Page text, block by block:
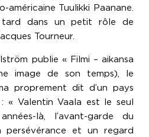
Tuulikki Paanane.
dans un petit rôle de
Tourneur.
publie « Filmi – aikansa
image de son temps), le
proprement dit d’un pays
« Valentin Vaala est le seul
là, l’avant-garde du
persévérance et un regard